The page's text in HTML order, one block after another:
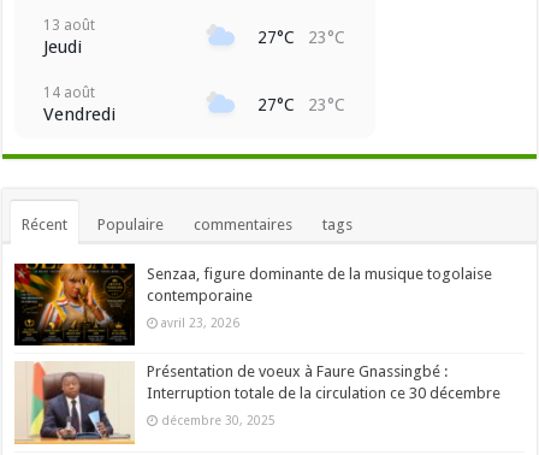
13 août
Jeudi 27°C 23°C
14 août
Vendredi 27°C 23°C
Récent Populaire commentaires tags
Senzaa, figure dominante de la musique togolaise
contemporaine
avril 23, 2026
Présentation de voeux à Faure Gnassingbé :
Interruption totale de la circulation ce 30 décembre
décembre 30, 2025